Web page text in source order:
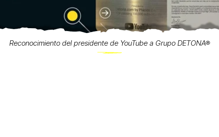
Reconocimiento del presidente de YouTube a Grupo DETONA®